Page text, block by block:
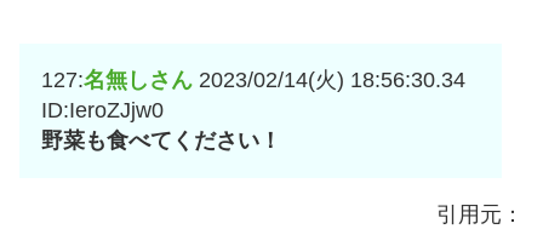
127:名無しさん 2023/02/14(火) 18:56:30.34
ID:IeroZJjw0
野菜も食べてください！
引用元：